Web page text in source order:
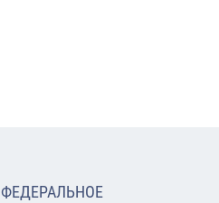
ФЕДЕРАЛЬНОЕ